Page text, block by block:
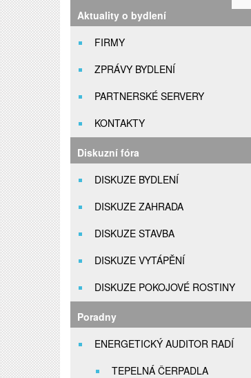
Aktuality o bydlení
FIRMY
ZPRÁVY BYDLENÍ
PARTNERSKÉ SERVERY
KONTAKTY
Diskuzní fóra
DISKUZE BYDLENÍ
DISKUZE ZAHRADA
DISKUZE STAVBA
DISKUZE VYTÁPĚNÍ
DISKUZE POKOJOVÉ ROSTINY
Poradny
ENERGETICKÝ AUDITOR RADÍ
TEPELNÁ ČERPADLA